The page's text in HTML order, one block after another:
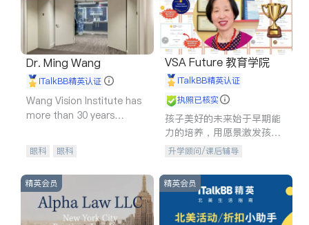
Dr. Ming Wang
iTalkBB精英认证
Wang Vision Institute has
more than 30 years
眼科 眼科
VSA Future 教育学院
iTalkBB精英认证
执照已核实
孩子美好的未来始于早期能
力的培养，用愿景激发孩子
的学习潜力和动力。理念：
拥有成长型心态是成功的基
石。
升学顾问/课后辅导
精英会员 精英会员